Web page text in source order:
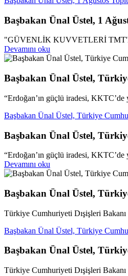
Başbakan Ünal Üstel, 1
"GÜVENLİK KUVVETLERİ
Devamını oku
Başbakan Ünal Üstel,
“Erdoğan’ın güçlü iradesi, KKTC’de
Başbakan Ünal Üstel, Türkiye
Başbakan Ünal Üstel,
“Erdoğan’ın güçlü iradesi,
Devamını oku
Başbakan Ünal Üstel,
Türkiye Cumhuriyeti Dışişleri Bakanı
Başbakan Ünal Üstel, Türkiye
Başbakan Ünal Üstel,
Türkiye Cumhuriyeti Dışişleri Bakanı